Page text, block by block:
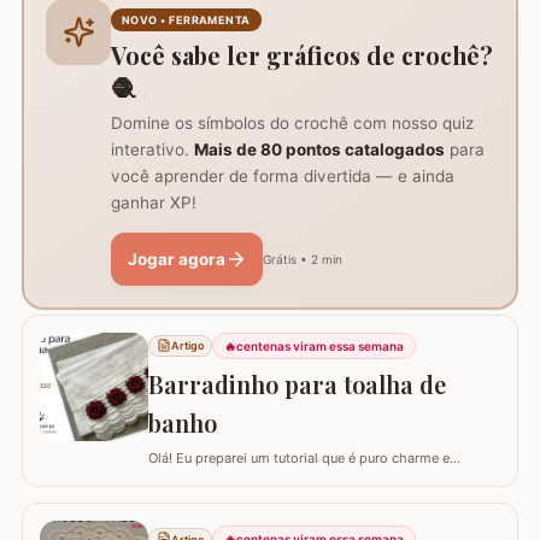
do trabalho e formação do centro do tapete: Comece
com um anel mágico ou uma argola de 10…
NOVO • FERRAMENTA
Você sabe ler gráficos de crochê?
🧶
Domine os símbolos do crochê com nosso quiz
interativo. Mais de 80 pontos catalogados para
você aprender de forma divertida — e ainda
ganhar XP!
Jogar agora Grátis • 2 min
Artigo 🔥centenas viram essa semana
Barradinho para toalha de
banho
Olá! Eu preparei um tutorial que é puro charme e
como confeccionar um Barradinho para Toalha de
Banho ou Toalha de Rosto passo a passo. Esse